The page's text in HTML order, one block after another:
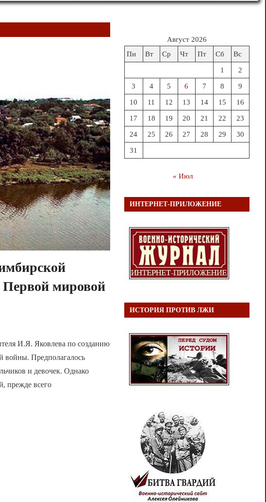
Первой мировой
И.Я. Яковлева по созданию
войны. Предполагалось
и девочек. Однако
прежде всего
Август 2026
Пн
Вт Ср Чт Пт Сб Вс
1 2
3 4 5 6 7 8 9
10 11 12 13 14 15 16
17 18 19 20 21 22 23
24 25 26 27 28 29 30
31
« Июл
ИНТЕРНЕТ-ПРИЛОЖЕНИЕ
ИСТОРИЯ ПРОТИВ ЛЖИ